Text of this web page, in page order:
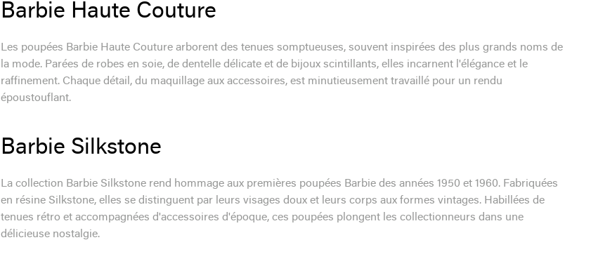
Barbie Haute Couture
Les poupées Barbie Haute Couture arborent des tenues somptueuses, souvent inspirées des plus grands noms de
la mode. Parées de robes en soie, de dentelle délicate et de bijoux scintillants, elles incarnent l'élégance et le
raffinement. Chaque détail, du maquillage aux accessoires, est minutieusement travaillé pour un rendu
époustouflant.
Barbie Silkstone
La collection Barbie Silkstone rend hommage aux premières poupées Barbie des années 1950 et 1960. Fabriquées
en résine Silkstone, elles se distinguent par leurs visages doux et leurs corps aux formes vintages. Habillées de
tenues rétro et accompagnées d'accessoires d'époque, ces poupées plongent les collectionneurs dans une
délicieuse nostalgie.